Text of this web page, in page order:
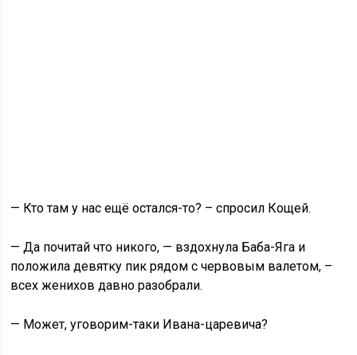
— Кто там у нас ещё остался-то? – спросил Кощей.
— Да почитай что никого, — вздохнула Баба-Яга и
положила девятку пик рядом с червовым валетом, –
всех женихов давно разобрали.
— Может, уговорим-таки Ивана-царевича?